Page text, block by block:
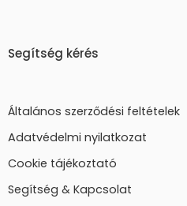
Segítség kérés
Általános szerződési feltételek
Adatvédelmi nyilatkozat
Cookie tájékoztató
Segítség & Kapcsolat